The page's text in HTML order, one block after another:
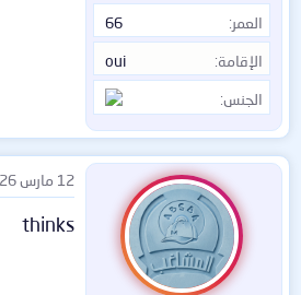
العمر 66
الإقامة oui
الجنس
12 مارس 2026
thinks